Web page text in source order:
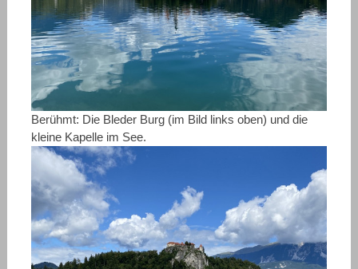
Berühmt: Die Bleder Burg (im Bild links oben) und die
kleine Kapelle im See.